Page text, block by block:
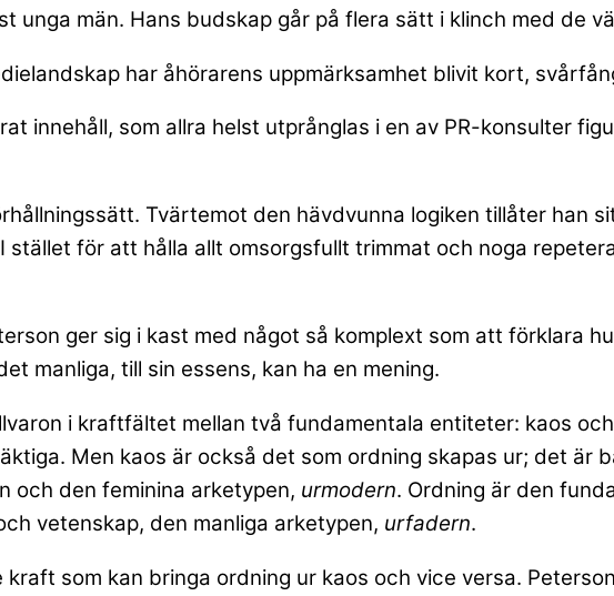
unga män. Hans budskap går på flera sätt i klinch med de
har åhörarens uppmärksamhet blivit kort,
innehåll, som allra helst utprånglas i en av PR-konsulter
Tvärtemot den hävdvunna logiken tillåter han
för att hålla allt omsorgsfullt trimmat och noga
ger sig i kast med något så komplext som att förklara
manliga, till sin essens, kan ha en mening.
i kraftfältet mellan två fundamentala entiteter: kaos
Men kaos är också det som ordning skapas ur; det är
och den feminina arketypen, urmodern. Ordning är den
vetenskap, den manliga arketypen, urfadern.
som kan bringa ordning ur kaos och vice versa.